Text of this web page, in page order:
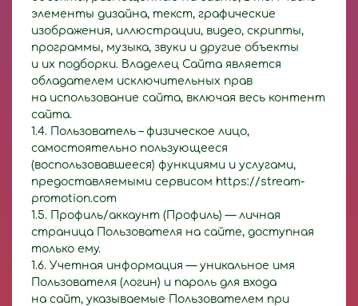
элементы дизайна, текст, графические
изображения, иллюстрации, видео, скрипты,
программы, музыка, звуки и другие объекты
и их подборки. Владелец Сайта является
обладателем исключительных прав
на использование сайта, включая весь контент
сайта.
1.4. Пользователь – физическое лицо,
самостоятельно пользующееся
(воспользовавшееся) функциями и услугами,
предоставляемыми сервисом https://stream-
promotion.com
1.5. Профиль/аккаунт (Профиль) — личная
страница Пользователя на сайте, доступная
только ему.
1.6. Учетная информация — уникальное имя
Пользователя (логин) и пароль для входа
на сайт, указываемые Пользователем при